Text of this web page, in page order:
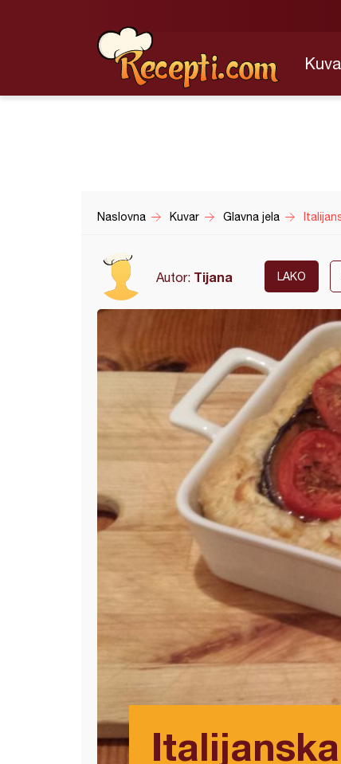
Naslovna Kuvar Glavna jela
Autor: Tijana LAKO